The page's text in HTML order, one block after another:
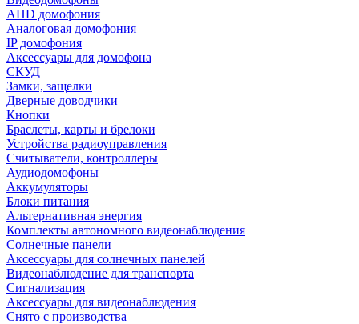
AHD домофония
Аналоговая домофония
IP домофония
Аксессуары для домофона
СКУД
Замки, защелки
Дверные доводчики
Кнопки
Браслеты, карты и брелоки
Устройства радиоуправления
Считыватели, контроллеры
Аудиодомофоны
Аккумуляторы
Блоки питания
Альтернативная энергия
Комплекты автономного видеонаблюдения
Солнечные панели
Аксессуары для солнечных панелей
Видеонаблюдение для транспорта
Сигнализация
Аксессуары для видеонаблюдения
Снято с производства